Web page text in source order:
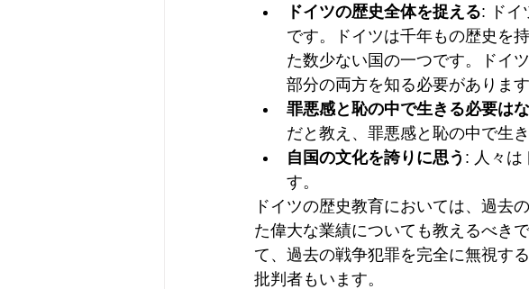
ドイツの歴史全体を捉える: ドイ
です。ドイツは千年もの歴史を
た数少ない国の一つです。ドイ
部分の両方を知る必要があります
罪悪感と恥の中で生きる必要は
だと教え、罪悪感と恥の中で生
自国の文化を誇りに思う : 人々は
す。
ドイツの歴史教育においては、過去
た偉大な業績についても教えるべき
て、過去の戦争犯罪を完全に無視す
批判者もいます。